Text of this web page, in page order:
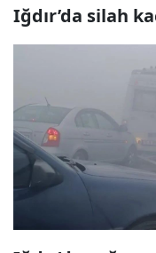
Iğdır’da silah